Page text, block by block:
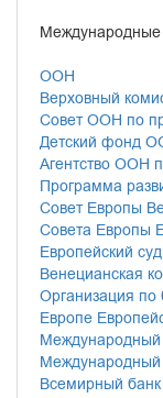
Международные
ООН
Верховный
Совет ООН по
Детский фонд
Агентство ООН
Программа
Совет Европы
Совета Европы
Европейский
Венецианская
Организация по
Европе
Международный
Международный
Всемирный банк